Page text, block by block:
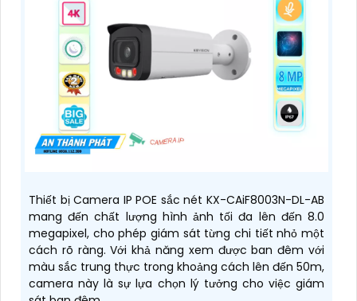
Thiết bị Camera IP POE sắc nét KX-CAiF8003N-DL-AB
mang đến chất lượng hình ảnh tối đa lên đến 8.0
megapixel, cho phép giám sát từng chi tiết nhỏ một
cách rõ ràng. Với khả năng xem được ban đêm với
màu sắc trung thực trong khoảng cách lên đến 50m,
camera này là sự lựa chọn lý tưởng cho việc giám